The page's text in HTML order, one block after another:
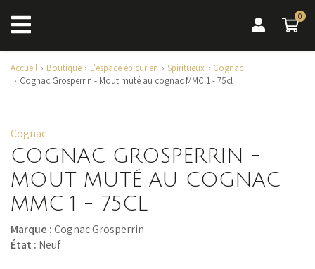
0
0
Accueil Boutique L'espace épicurien Spiritueux
Cognac
Cognac Grosperrin - Mout muté au cognac MMC 1 - 75cl
Cognac
COGNAC GROSPERRIN -
MOUT MUTÉ AU COGNAC
MMC 1 - 75CL
Marque :Cognac Grosperrin
État : Neuf